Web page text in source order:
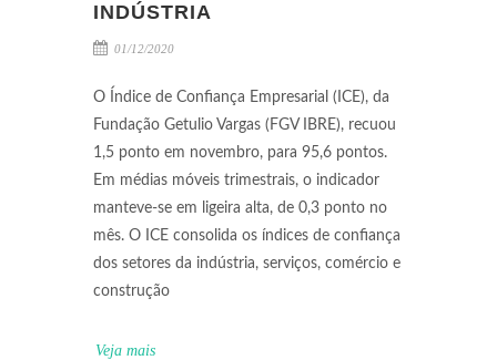
INDÚSTRIA
01/12/2020
O Índice de Confiança Empresarial (ICE), da
Fundação Getulio Vargas (FGV IBRE), recuou
1,5 ponto em novembro, para 95,6 pontos.
Em médias móveis trimestrais, o indicador
manteve-se em ligeira alta, de 0,3 ponto no
mês. O ICE consolida os índices de confiança
dos setores da indústria, serviços, comércio e
construção
Veja mais